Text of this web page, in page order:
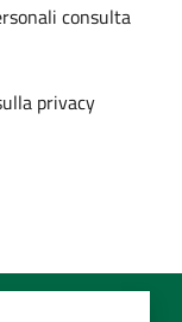
consulta
privacy